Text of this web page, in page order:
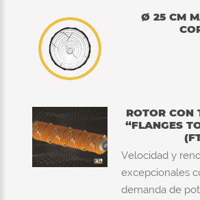
Ø 25 CM
ROTOR CON
“FLANGES
Velocidad y
excepcionales
demanda de